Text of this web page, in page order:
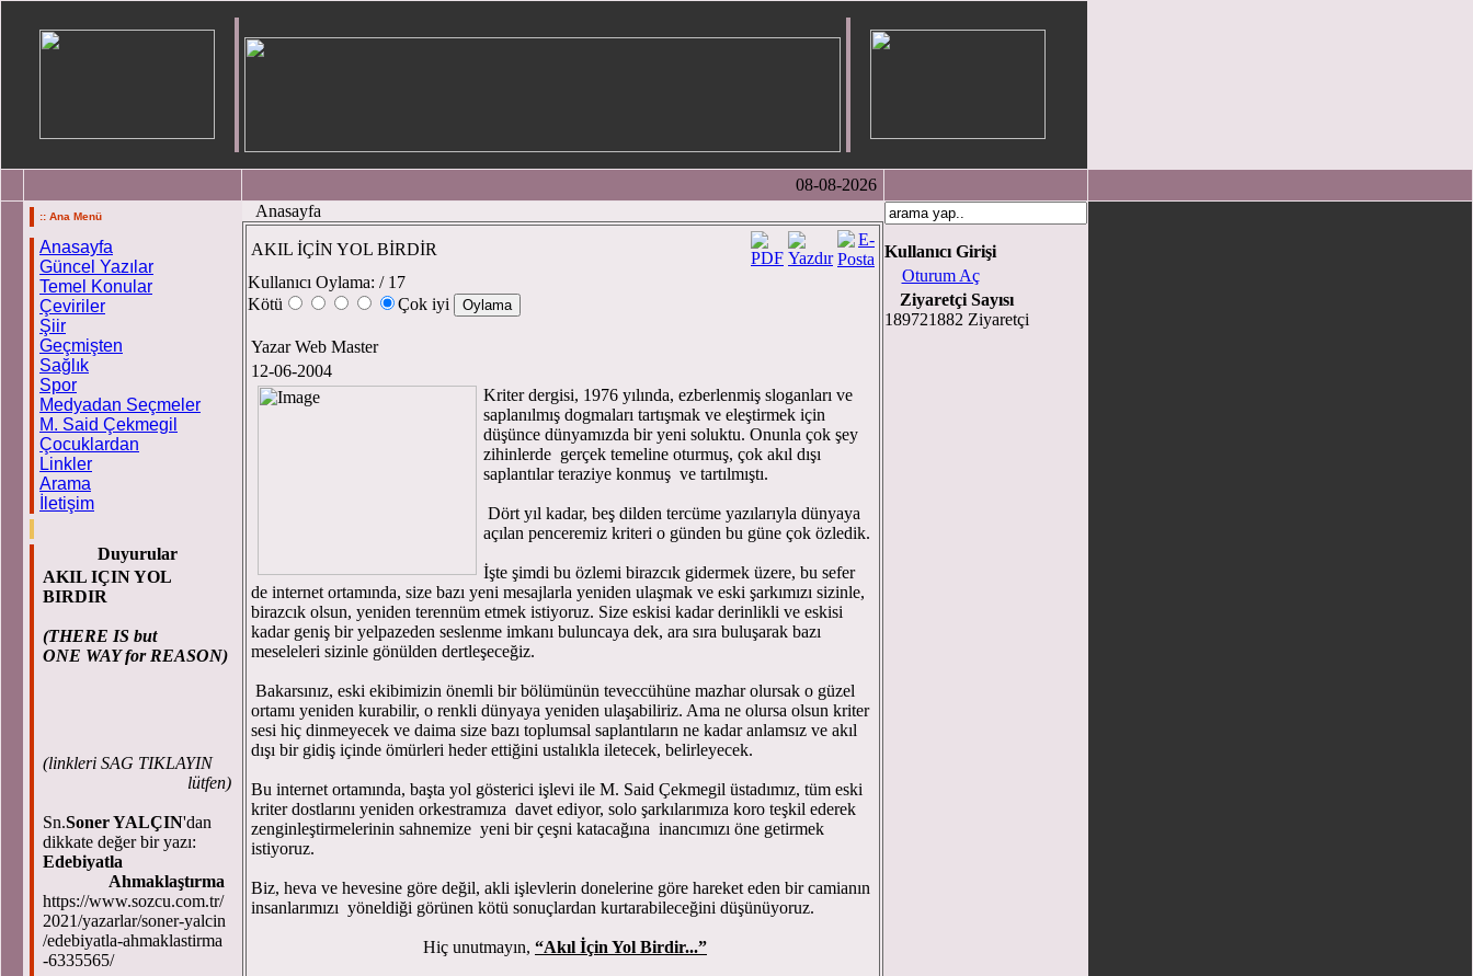
08-08-2026
:: Ana Menü
Anasayfa
Güncel Yazılar
Temel Konular
Çeviriler
Şiir
Geçmişten
Sağlık
Spor
Medyadan Seçmeler
M. Said Çekmegil
Çocuklardan
Linkler
Arama
İletişim
Duyurular
AKIL IÇIN YOL
BIRDIR
(THERE IS but
ONE WAY for REASON)
(linkleri SAG TIKLAYIN
lütfen)
Sn.Soner YALÇIN'dan
dikkate değer bir yazı:
Edebiyatla
Ahmaklaştırma
https://www.sozcu.com.tr/
2021/yazarlar/soner-yalcin
/edebiyatla-ahmaklastirma
-6335565/
Anasayfa
AKIL İÇİN YOL BİRDİR
Kullanıcı Oylama: / 17
Kötü
Çok iyi
Yazar Web Master
12-06-2004
Kriter dergisi, 1976 yılında, ezberlenmiş sloganları ve
saplanılmış dogmaları tartışmak ve eleştirmek için
düşünce dünyamızda bir yeni soluktu. Onunla çok şey
zihinlerde gerçek temeline oturmuş, çok akıl dışı
saplantılar teraziye konmuş ve tartılmıştı.
Dört yıl kadar, beş dilden tercüme yazılarıyla dünyaya
açılan penceremiz kriteri o günden bu güne çok özledik.
İşte şimdi bu özlemi birazcık gidermek üzere, bu sefer
de internet ortamında, size bazı yeni mesajlarla yeniden ulaşmak ve eski şarkımızı sizinle,
birazcık olsun, yeniden terennüm etmek istiyoruz. Size eskisi kadar derinlikli ve eskisi
kadar geniş bir yelpazeden seslenme imkanı buluncaya dek, ara sıra buluşarak bazı
meseleleri sizinle gönülden dertleşeceğiz.
Bakarsınız, eski ekibimizin önemli bir bölümünün teveccühüne mazhar olursak o güzel
ortamı yeniden kurabilir, o renkli dünyaya yeniden ulaşabiliriz. Ama ne olursa olsun kriter
sesi hiç dinmeyecek ve daima size bazı toplumsal saplantıların ne kadar anlamsız ve akıl
dışı bir gidiş içinde ömürleri heder ettiğini ustalıkla iletecek, belirleyecek.
Bu internet ortamında, başta yol gösterici işlevi ile M. Said Çekmegil üstadımız, tüm eski
kriter dostlarını yeniden orkestramıza davet ediyor, solo şarkılarımıza koro teşkil ederek
zenginleştirmelerinin sahnemize yeni bir çeşni katacağına inancımızı öne getirmek
istiyoruz.
Biz, heva ve hevesine göre değil, akli işlevlerin donelerine göre hareket eden bir camianın
insanlarımızı yöneldiği görünen kötü sonuçlardan kurtarabileceğini düşünüyoruz.
Hiç unutmayın, “Akıl İçin Yol Birdir...”
Kullanıcı Girişi
Oturum Aç
Ziyaretçi Sayısı
189721882 Ziyaretçi